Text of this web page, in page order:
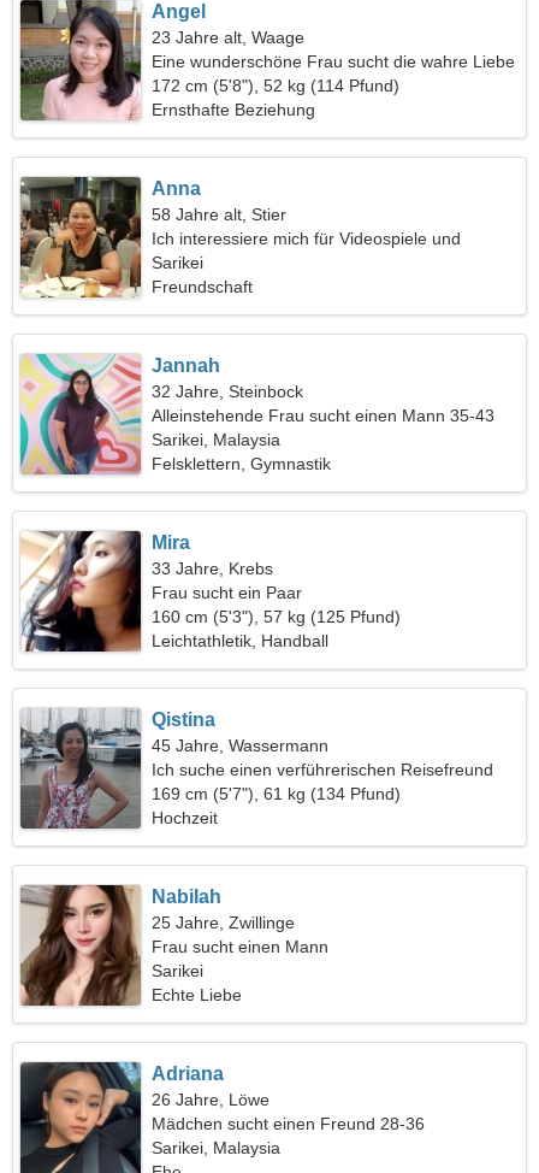
Angel
23 Jahre alt, Waage
Eine wunderschöne Frau sucht die wahre Liebe
172 cm (5'8"), 52 kg (114 Pfund)
Ernsthafte Beziehung
Anna
58 Jahre alt, Stier
Ich interessiere mich für Videospiele und
Psychologie
Sarikei
Freundschaft
Jannah
32 Jahre, Steinbock
Alleinstehende Frau sucht einen Mann 35-43
Sarikei, Malaysia
Felsklettern, Gymnastik
Mira
33 Jahre, Krebs
Frau sucht ein Paar
160 cm (5'3"), 57 kg (125 Pfund)
Leichtathletik, Handball
Qistina
45 Jahre, Wassermann
Ich suche einen verführerischen Reisefreund
169 cm (5'7"), 61 kg (134 Pfund)
Hochzeit
Nabilah
25 Jahre, Zwillinge
Frau sucht einen Mann
Sarikei
Echte Liebe
Adriana
26 Jahre, Löwe
Mädchen sucht einen Freund 28-36
Sarikei, Malaysia